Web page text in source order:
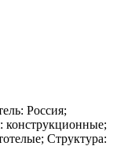
Россия;
конструкционные;
Структура: